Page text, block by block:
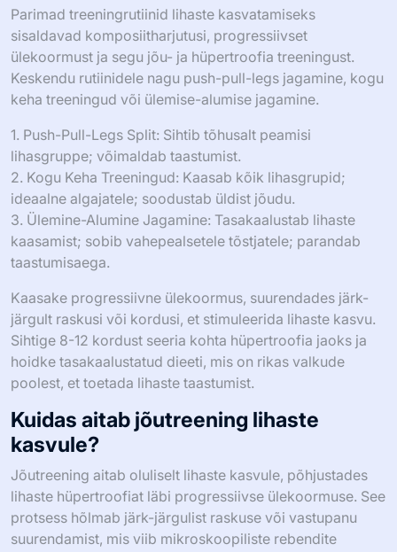
Parimad treeningrutiinid lihaste kasvatamiseks
sisaldavad komposiitharjutusi, progressiivset
ülekoormust ja segu jõu- ja hüpertroofia treeningust.
Keskendu rutiinidele nagu push-pull-legs jagamine, kogu
keha treeningud või ülemise-alumise jagamine.
1. Push-Pull-Legs Split: Sihtib tõhusalt peamisi
lihasgruppe; võimaldab taastumist.
2. Kogu Keha Treeningud: Kaasab kõik lihasgrupid;
ideaalne algajatele; soodustab üldist jõudu.
3. Ülemine-Alumine Jagamine: Tasakaalustab lihaste
kaasamist; sobib vahepealsetele tõstjatele; parandab
taastumisaega.
Kaasake progressiivne ülekoormus, suurendades järk-
järgult raskusi või kordusi, et stimuleerida lihaste kasvu.
Sihtige 8-12 kordust seeria kohta hüpertroofia jaoks ja
hoidke tasakaalustatud dieeti, mis on rikas valkude
poolest, et toetada lihaste taastumist.
Kuidas aitab jõutreening lihaste
kasvule?
Jõutreening aitab oluliselt lihaste kasvule, põhjustades
lihaste hüpertroofiat läbi progressiivse ülekoormuse. See
protsess hõlmab järk-järgulist raskuse või vastupanu
suurendamist, mis viib mikroskoopiliste rebendite